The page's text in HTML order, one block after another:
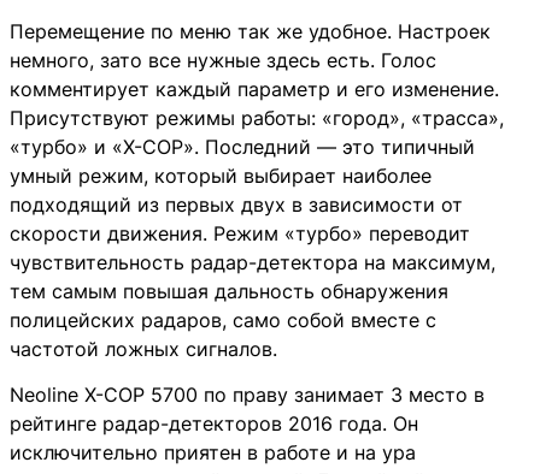
Перемещение по меню так же удобное. Настроек
немного, зато все нужные здесь есть. Голос
комментирует каждый параметр и его изменение.
Присутствуют режимы работы: «город», «трасса»,
«турбо» и «X-COP». Последний — это типичный
умный режим, который выбирает наиболее
подходящий из первых двух в зависимости от
скорости движения. Режим «турбо» переводит
чувствительность радар-детектора на максимум,
тем самым повышая дальность обнаружения
полицейских радаров, само собой вместе с
частотой ложных сигналов.
Neoline X-COP 5700 по праву занимает 3 место в
рейтинге радар-детекторов 2016 года. Он
исключительно приятен в работе и на ура